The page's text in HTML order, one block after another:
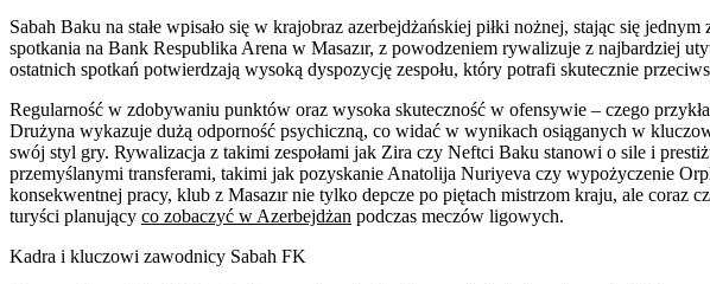
Sabah Baku na stałe wpisało się w krajobraz azerbejdżańskiej piłki nożnej, stając się
spotkania na Bank Respublika Arena w Masazır, z powodzeniem rywalizuje z najbardziej
ostatnich spotkań potwierdzają wysoką dyspozycję zespołu, który potrafi skutecznie
Regularność w zdobywaniu punktów oraz wysoka skuteczność w ofensywie – czego
Drużyna wykazuje dużą odporność psychiczną, co widać w wynikach osiąganych w
swój styl gry. Rywalizacja z takimi zespołami jak Zira czy Neftci Baku stanowi o sile i
przemyślanymi transferami, takimi jak pozyskanie Anatolija Nuriyeva czy wypożyczenie
konsekwentnej pracy, klub z Masazır nie tylko depcze po piętach mistrzom kraju, ale
turyści planujący co zobaczyć w Azerbejdżan podczas meczów ligowych.
Kadra i kluczowi zawodnicy Sabah FK